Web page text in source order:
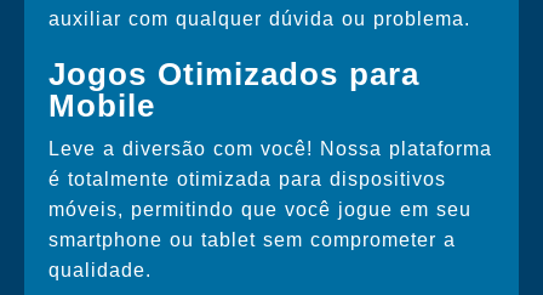
auxiliar com qualquer dúvida ou problema.
Jogos Otimizados para
Mobile
Leve a diversão com você! Nossa plataforma
é totalmente otimizada para dispositivos
móveis, permitindo que você jogue em seu
smartphone ou tablet sem comprometer a
qualidade.